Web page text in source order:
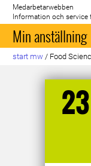
Medarbetarwebben
Information och service
Min anställning
start mw / Food
23